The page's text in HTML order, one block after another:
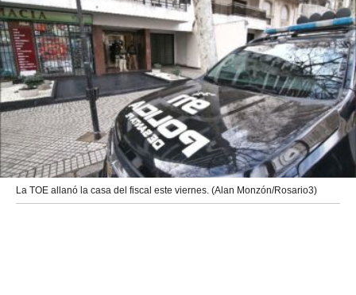
La TOE allanó la casa del fiscal este viernes. (Alan Monzón/Rosario3)